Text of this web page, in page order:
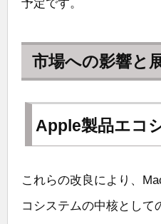
予定です。
市場への影響と
Apple製品エコ
これらの改良により、
コシステムの中核として